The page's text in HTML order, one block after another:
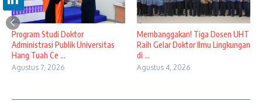
Program Studi Doktor
Administrasi Publik Universitas
Hang Tuah Ce ...
Agustus 7, 2026
Membanggakan! Tiga Dosen UHT
Raih Gelar Doktor Ilmu Lingkungan
di ...
Agustus 4, 2026